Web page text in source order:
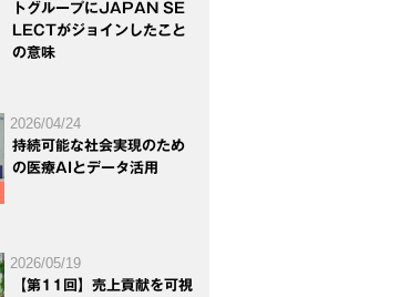
トグループにJAPAN SE
LECTがジョインしたこと
の意味
2026/04/24
持続可能な社会実現のため
の医療AIとデータ活用
2026/05/19
【第11回】売上貢献を可視